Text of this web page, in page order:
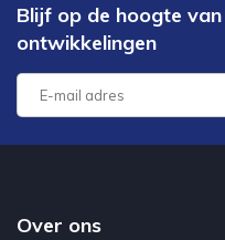
Blijf op de hoogte
ontwikkelingen
Over ons